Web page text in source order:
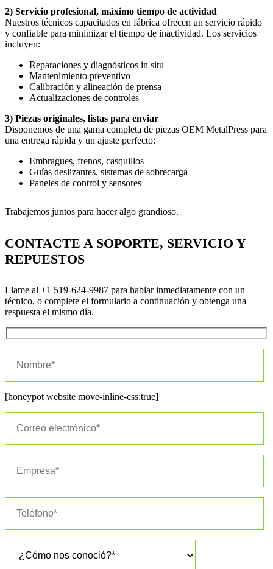
2) Servicio profesional, máximo tiempo de actividad
Nuestros técnicos capacitados en fábrica ofrecen un servicio rápido
y confiable para minimizar el tiempo de inactividad. Los servicios
incluyen:
Reparaciones y diagnósticos in situ
Mantenimiento preventivo
Calibración y alineación de prensa
Actualizaciones de controles
3) Piezas originales, listas para enviar
Disponemos de una gama completa de piezas OEM MetalPress para
una entrega rápida y un ajuste perfecto:
Embragues, frenos, casquillos
Guías deslizantes, sistemas de sobrecarga
Paneles de control y sensores
Trabajemos juntos para hacer algo grandioso.
CONTACTE A SOPORTE, SERVICIO Y
REPUESTOS
Llame al +1 519-624-9987 para hablar inmediatamente con un
técnico, o complete el formulario a continuación y obtenga una
respuesta el mismo día.
[honeypot website move-inline-css:true]